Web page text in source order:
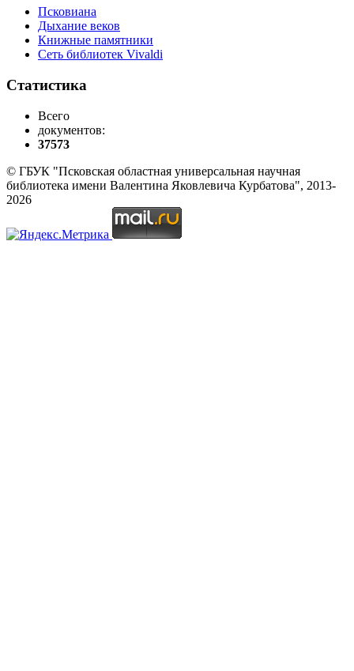
Псковиана
Дыхание веков
Книжные памятники
Сеть библиотек Vivaldi
Статистика
Всего
документов:
37573
© ГБУК "Псковская областная универсальная научная
библиотека имени Валентина Яковлевича Курбатова", 2013-
2026